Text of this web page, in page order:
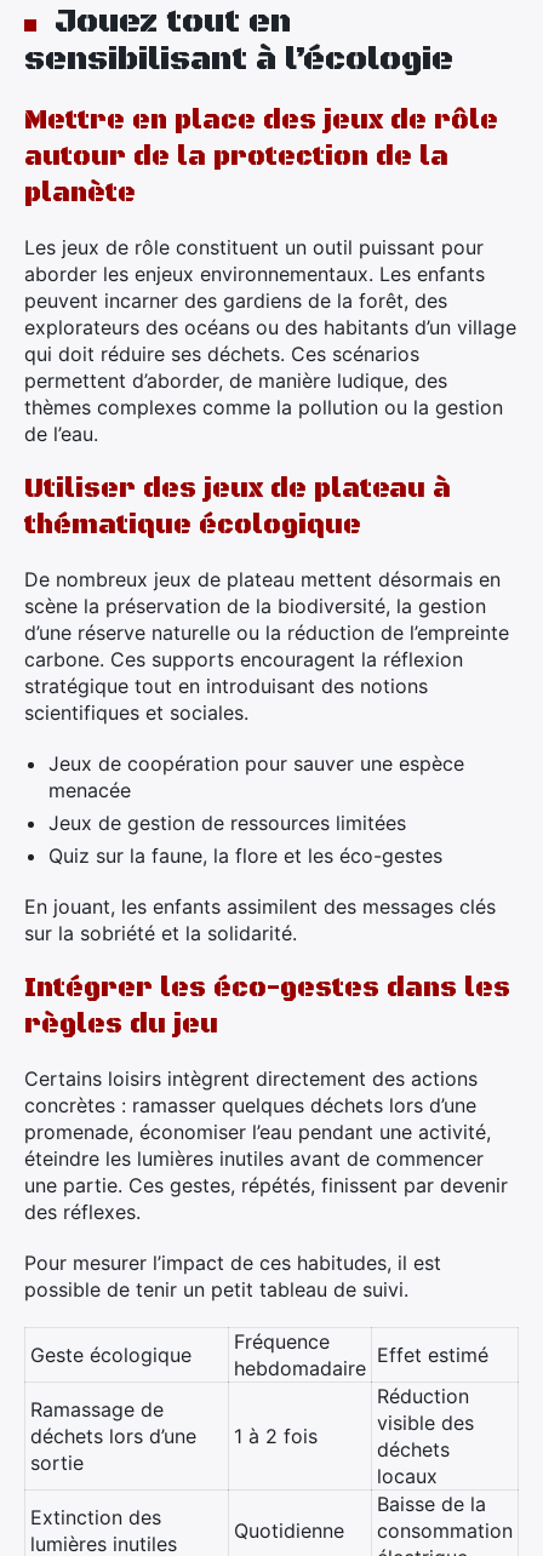
Jouez tout en
sensibilisant à l’écologie
Mettre en place des jeux de rôle
autour de la protection de la
planète
Les jeux de rôle constituent un outil puissant pour
aborder les enjeux environnementaux. Les enfants
peuvent incarner des gardiens de la forêt, des
explorateurs des océans ou des habitants d’un village
qui doit réduire ses déchets. Ces scénarios
permettent d’aborder, de manière ludique, des
thèmes complexes comme la pollution ou la gestion
de l’eau.
Utiliser des jeux de plateau à
thématique écologique
De nombreux jeux de plateau mettent désormais en
scène la préservation de la biodiversité, la gestion
d’une réserve naturelle ou la réduction de l’empreinte
carbone. Ces supports encouragent la réflexion
stratégique tout en introduisant des notions
scientifiques et sociales.
Jeux de coopération pour sauver une espèce
menacée
Jeux de gestion de ressources limitées
Quiz sur la faune, la flore et les éco-gestes
En jouant, les enfants assimilent des messages clés
sur la sobriété et la solidarité.
Intégrer les éco-gestes dans les
règles du jeu
Certains loisirs intègrent directement des actions
concrètes : ramasser quelques déchets lors d’une
promenade, économiser l’eau pendant une activité,
éteindre les lumières inutiles avant de commencer
une partie. Ces gestes, répétés, finissent par devenir
des réflexes.
Pour mesurer l’impact de ces habitudes, il est
possible de tenir un petit tableau de suivi.
Geste écologique
Fréquence
hebdomadaire
Effet estimé
Ramassage de
déchets lors d’une
sortie
1 à 2 fois
Réduction
visible des
déchets
locaux
Extinction des
lumières inutiles
Quotidienne
Baisse de la
consommation
×
Rechercher
: